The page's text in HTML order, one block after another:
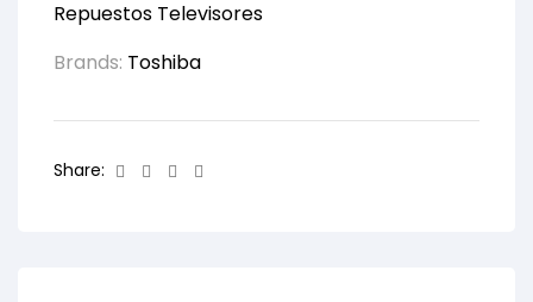
Repuestos Televisores
Brands: Toshiba
Share: Facebook
TwitterLinkedin